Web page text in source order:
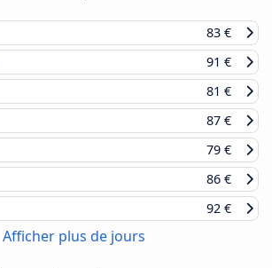
83 €
91 €
81 €
87 €
79 €
86 €
92 €
Afficher plus de jours